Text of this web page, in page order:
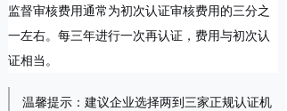
监督审核费用通常为初次认证审核费用的三分之
一左右。每三年进行一次再认证，费用与初次认
证相当。
温馨提示：建议企业选择两到三家正规认证机